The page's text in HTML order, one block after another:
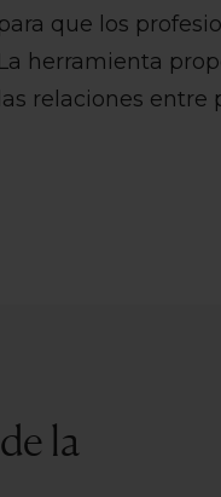
para que los
La herramienta
las relaciones entre
la